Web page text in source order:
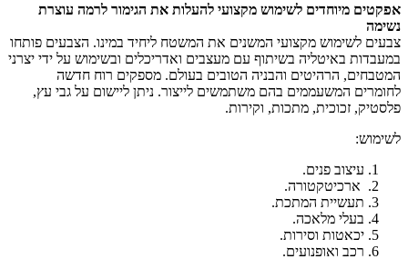
אפקטים מיוחדים לשימוש מקצועי להעלות את הגימור לרמה עוצרת
נשימה
צבעים לשימוש מקצועי המשנים את המשטח ליחיד במינו. הצבעים פותחו
במעבדות באיטליה בשיתוף עם מעצבים ואדריכלים ובשימוש על ידי יצרני
המטבחים, הרהיטים והבניה הטובים בעולם. מספקים רוח חדשה
לחומרים המשעממים בהם משתמשים לייצור. ניתן ליישום על גבי עץ,
פלסטיק, זכוכית, מתכות, וקירות.
לשימוש:
עיצוב פנים.
ארכיטקטורה.
תעשיית המתכת.
בעלי מלאכה.
יכאטות וסירות.
רכב ואופנועים.